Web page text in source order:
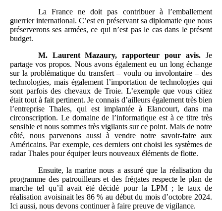
La France ne doit pas contribuer à l’emballement
guerrier international. C’est en préservant sa diplomatie que nous
préserverons ses armées, ce qui n’est pas le cas dans le présent
budget.
M.
Laurent Mazaury, rapporteur pour avis. Je
partage vos propos. Nous avons également eu un long échange
sur la problématique du transfert – voulu ou involontaire – des
technologies, mais également l’importation de technologies qui
sont parfois des chevaux de Troie. L’exemple que vous citiez
était tout à fait pertinent. Je connais d’ailleurs également très bien
l’entreprise Thales, qui est implantée à Elancourt, dans ma
circonscription. Le domaine de l’informatique est à ce titre très
sensible et nous sommes très vigilants sur ce point. Mais de notre
côté, nous parvenons aussi à vendre notre savoir-faire aux
Américains. Par exemple, ces derniers ont choisi les systèmes de
radar Thales pour équiper leurs nouveaux éléments de flotte.
Ensuite, la marine nous a assuré que la réalisation du
programme des patrouilleurs et des frégates respecte le plan de
marche tel qu’il avait été décidé pour la LPM ; le taux de
réalisation avoisinait les 86 % au début du mois d’octobre 2024.
Ici aussi, nous devons continuer à faire preuve de vigilance.